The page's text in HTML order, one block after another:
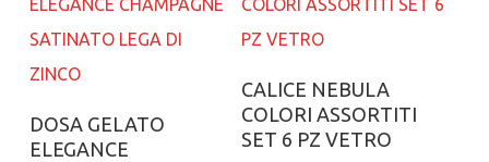
Aggiungi al carrello
DOSA GELATO
ELEGANCE
Aggiungi al carrello
CALICE NEBULA
COLORI ASSORTITI
SET 6 PZ VETRO